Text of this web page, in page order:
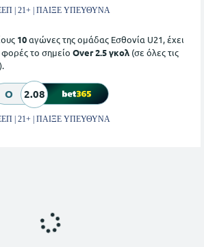
| 21+ | ΠΑΙΞΕ ΥΠΕΥΘΥΝΑ
10αγώνες της ομάδας Εσθονία U21, έχει
φορές το σημείο Over 2.5 γκολ (σε όλες τις
O 2.08
| 21+ | ΠΑΙΞΕ ΥΠΕΥΘΥΝΑ